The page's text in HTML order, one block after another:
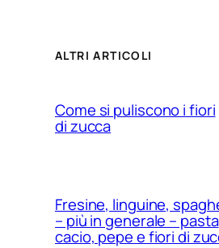
ALTRI ARTICOLI
Come si puliscono i fiori
di zucca
Fresine, linguine,
– più in generale – pasta
cacio, pepe e fiori di